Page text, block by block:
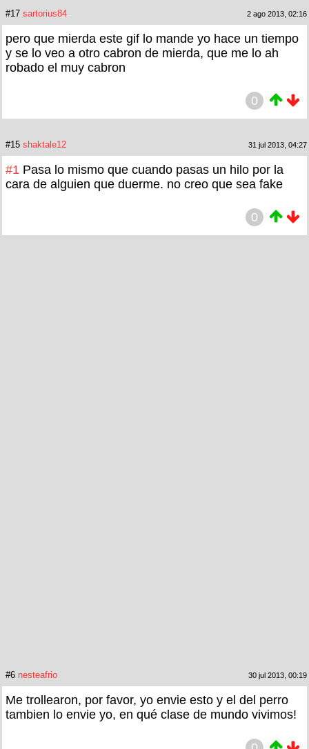
#17 sartorius84 2 ago 2013, 02:16
pero que mierda este gif lo mande yo hace un tiempo
y se lo veo a otro cabron de mierda, que me lo ah
robado el muy cabron
0
#15 shaktale12 31 jul 2013, 04:27
#1 Pasa lo mismo que cuando pasas un hilo por la
cara de alguien que duerme. no creo que sea fake
0
#6 nesteafrio 30 jul 2013, 00:19
Me trollearon, por favor, yo envie esto y el del perro
tambien lo envie yo, en qué clase de mundo vivimos!